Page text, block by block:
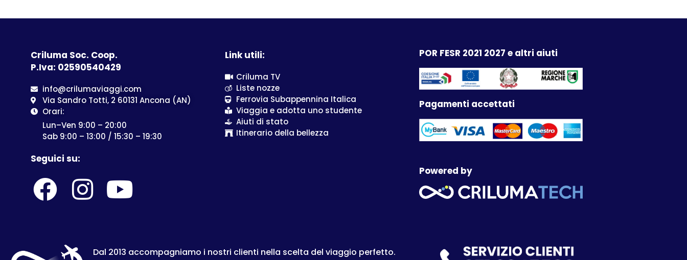
Criluma Soc. Coop.
P.Iva: 02590540429
info@crilumaviaggi.com
Via Sandro Totti, 2 60131 Ancona (AN)
Orari:
Lun–Ven 9:00 – 20:00
Sab 9:00 – 13:00 / 15:30 – 19:30
Seguici su:
Link utili:
Criluma TV
Liste nozze
Ferrovia Subappennina Italica
Viaggia e adotta uno studente
Aiuti di stato
Itinerario della bellezza
POR FESR 2021 2027 e altri aiuti
Pagamenti accettati
Powered by
Dal 2013 accompagniamo i nostri clienti nella scelta del viaggio perfetto.